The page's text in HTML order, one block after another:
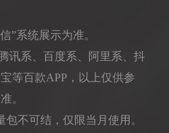
”系统展示为准。
讯系、百度系、阿里系、抖
等百款APP，以上仅供参
。
不可结，仅限当月使用。